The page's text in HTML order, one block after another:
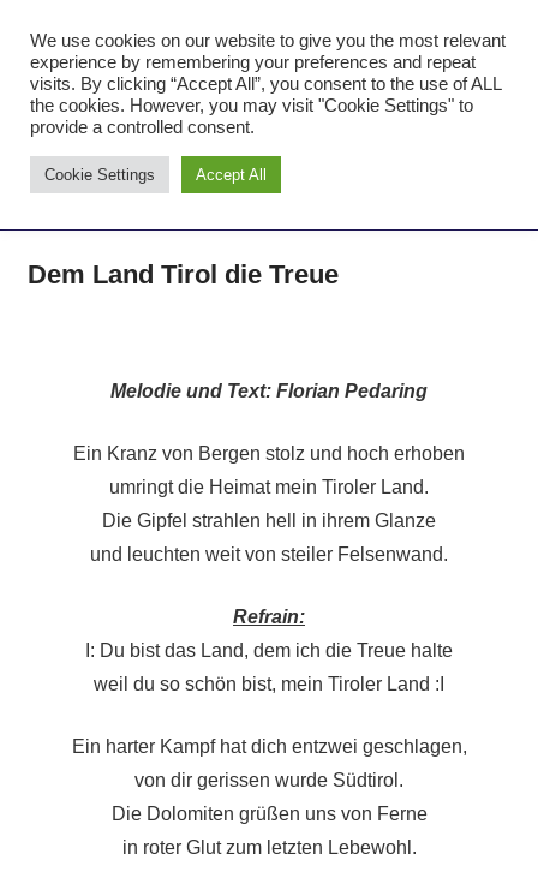
Inhalt
springenTambourcorps Concordia
Holzheim 1923
Tambourcorps
Concordia
Dem Land Tirol die Treue
Melodie und Text: Florian Pedaring
Ein Kranz von Bergen stolz und hoch erhoben
umringt die Heimat mein Tiroler Land.
Die Gipfel strahlen hell in ihrem Glanze
und leuchten weit von steiler Felsenwand.
Refrain:
I: Du bist das Land, dem ich die Treue halte
weil du so schön bist, mein Tiroler Land :I
Ein harter Kampf hat dich entzwei geschlagen,
von dir gerissen wurde Südtirol.
Die Dolomiten grüßen uns von Ferne
in roter Glut zum letzten Lebewohl.
We use cookies on our website to give you the most relevant
experience by remembering your preferences and repeat
visits. By clicking “Accept All”, you consent to the use of ALL
the cookies. However, you may visit "Cookie Settings" to
provide a controlled consent.
Cookie Settings Accept All